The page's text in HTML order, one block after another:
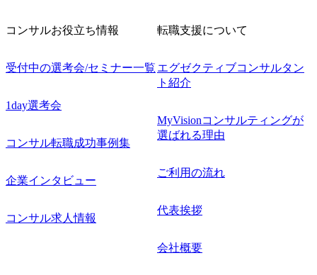
コンサルお役立ち情報
受付中の選考会/セミナー一覧
1day選考会
コンサル転職成功事例集
企業インタビュー
コンサル求人情報
転職支援について
エグゼクティブコンサルタン
ト紹介
MyVisionコンサルティングが
選ばれる理由
ご利用の流れ
代表挨拶
会社概要